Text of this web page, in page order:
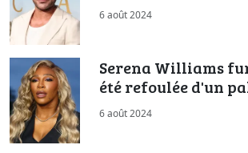
6 août 2024
Serena Williams
été refoulée d'un
6 août 2024